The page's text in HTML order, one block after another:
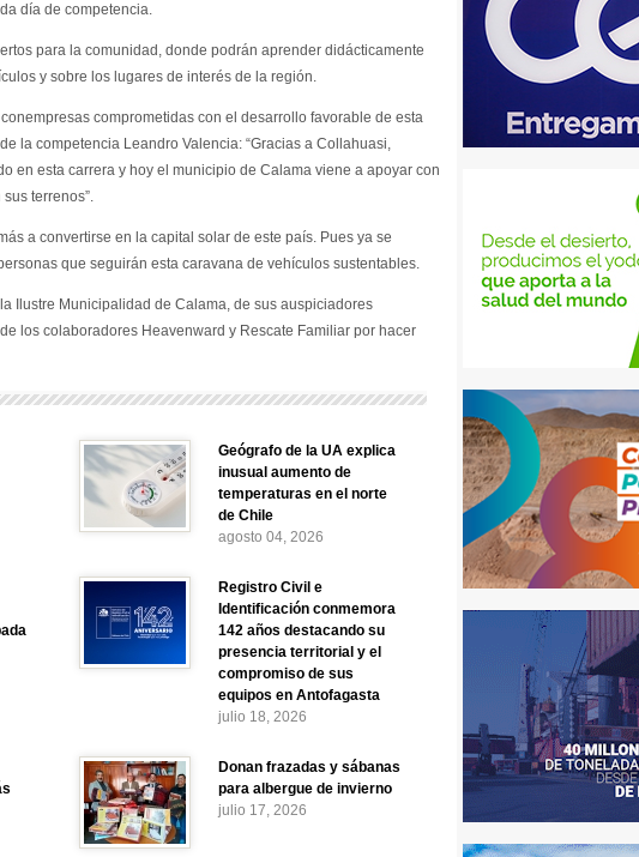
día de competencia.
para la comunidad, donde podrán aprender didácticamente
y sobre los lugares de interés de la región.
comprometidas con el desarrollo favorable de esta
la competencia Leandro Valencia: “Gracias a Collahuasi,
en esta carrera y hoy el municipio de Calama viene a apoyar con
terrenos”.
a convertirse en la capital solar de este país. Pues ya se
que seguirán esta caravana de vehículos sustentables.
Ilustre Municipalidad de Calama, de sus auspiciadores
los colaboradores Heavenward y Rescate Familiar por hacer
Geógrafo de la UA explica
inusual aumento de
temperaturas en el norte
de Chile
agosto 04, 2026
Registro Civil e
Identificación conmemora
142 años destacando su
presencia territorial y el
compromiso de sus
equipos en Antofagasta
julio 18, 2026
Donan frazadas y sábanas
para albergue de invierno
julio 17, 2026